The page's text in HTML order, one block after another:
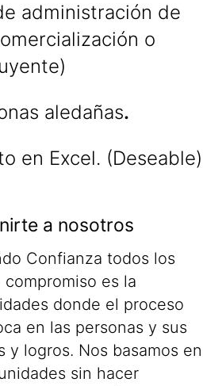
administración de
o
aledañas.
en Excel. (Deseable)
a nosotros
Confianza todos los
es la
donde el proceso
en las personas y sus
y logros. Nos basamos en
sin hacer